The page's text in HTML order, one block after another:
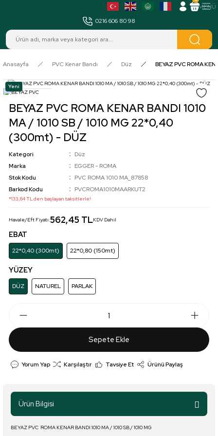
0216 606 80 98
Anasayfa PVC Kenar Bandı Düz BEYAZ PVC ROMA
Yeni
BEYAZ PVC ROMA KENAR BANDI 1010
MA / 1010 SB / 1010 MG 22*0,40
(300mt) - DÜZ
Kategori
Düz
Marka
EGGER - ROMA
Stok Kodu
PVC ROMA 1010 MA_87858
Barkod Kodu
PVCROMA1010MAARKUT2
*133,64 TL den başlayan taksitlerle!
Havale/Eft Fiyatı:562,45 TLKDV Dahil
EBAT
22*0,40 (300mt) 22*0,80 (150mt)
YÜZEY
DÜZ NATUREL PARLAK
Sepete Ekle
Yorum Yap Karşılaştır Tavsiye Et Ürünü Paylaş
Ürün Bilgisi
BEYAZ PVC ROMA KENAR BANDI 1010 MA / 1010 SB / 1010 MG